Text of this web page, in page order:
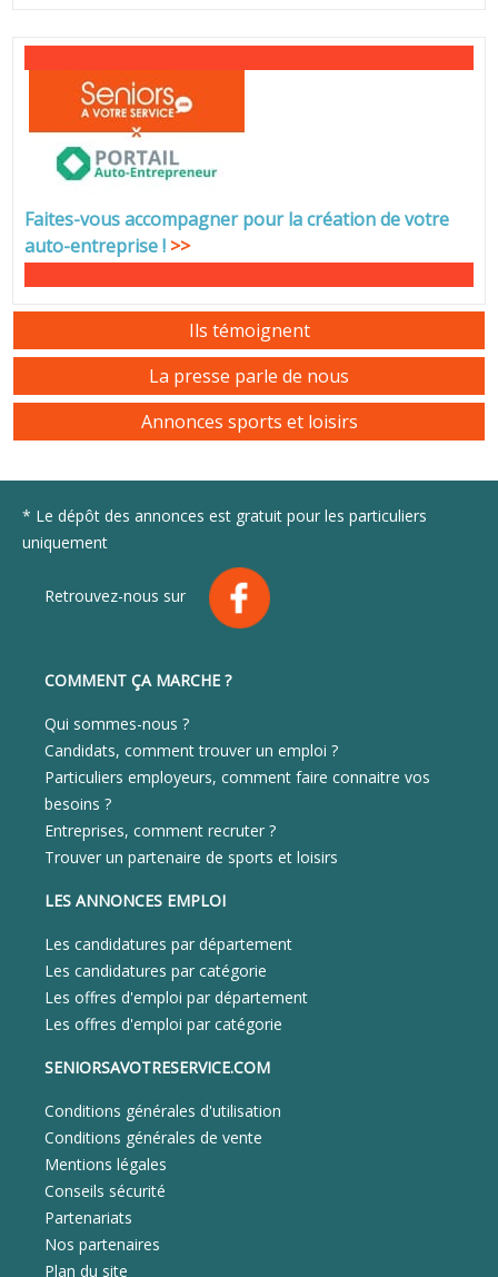
Faites-vous accompagner pour la création de votre
auto-entreprise! >>
Ils témoignent
La presse parle de nous
Annonces sports et loisirs
* Le dépôt des annonces est gratuit pour les particuliers
uniquement
Retrouvez-nous sur
COMMENT ÇA MARCHE ?
Qui sommes-nous ?
Candidats, comment trouver un emploi ?
Particuliers employeurs, comment faire connaitre vos
besoins ?
Entreprises, comment recruter ?
Trouver un partenaire de sports et loisirs
LES ANNONCES EMPLOI
Les candidatures par département
Les candidatures par catégorie
Les offres d'emploi par département
Les offres d'emploi par catégorie
SENIORSAVOTRESERVICE.COM
Conditions générales d'utilisation
Conditions générales de vente
Mentions légales
Conseils sécurité
Partenariats
Nos partenaires
Plan du site